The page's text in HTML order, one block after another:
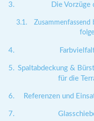
Die
Zusammenfassend
Spaltabdeckung &
für die
Referenzen und